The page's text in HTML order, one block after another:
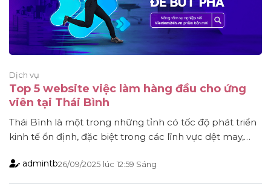
Dịch vụ
Top 5 website việc làm hàng đầu cho ứng
viên tại Thái Bình
Thái Bình là một trong những tỉnh có tốc độ phát triển
kinh tế ổn định, đặc biệt trong các lĩnh vực dệt may,
dịch vụ. Cùng với đó, nhu cầu tìm kiếm việc làm tại địa
admintb26/09/2025 lúc 12:59 Sáng